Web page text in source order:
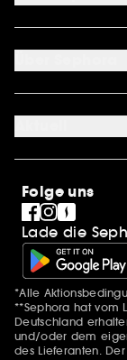
Mein Konto
Sephora
Über uns
Karriere
SEPHORA Prize
Pride
Folge uns
Lade die
Zusätzlich
*Alle
**Sephora hat vom
Deutschland
und/oder dem
des Lieferanten.